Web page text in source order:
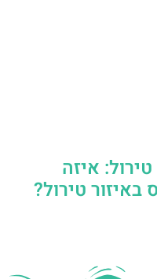
איזה
טירול?